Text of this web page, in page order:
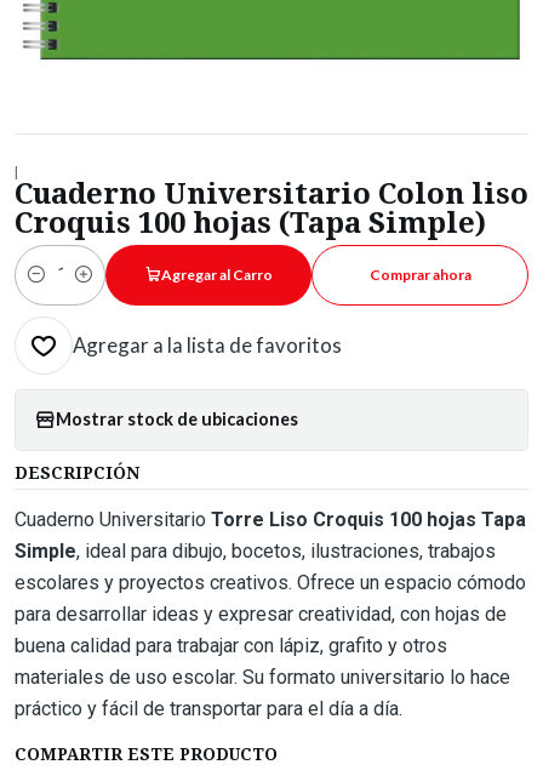
|
Cuaderno Universitario Colon liso
Croquis 100 hojas (Tapa Simple)
Cantidad
Agregar al Carro Comprar ahora
Agregar a la lista de favoritos
Mostrar stock de ubicaciones
DESCRIPCIÓN
Cuaderno Universitario Torre Liso Croquis 100 hojas Tapa
Simple, ideal para dibujo, bocetos, ilustraciones, trabajos
escolares y proyectos creativos. Ofrece un espacio cómodo
para desarrollar ideas y expresar creatividad, con hojas de
buena calidad para trabajar con lápiz, grafito y otros
materiales de uso escolar. Su formato universitario lo hace
práctico y fácil de transportar para el día a día.
COMPARTIR ESTE PRODUCTO